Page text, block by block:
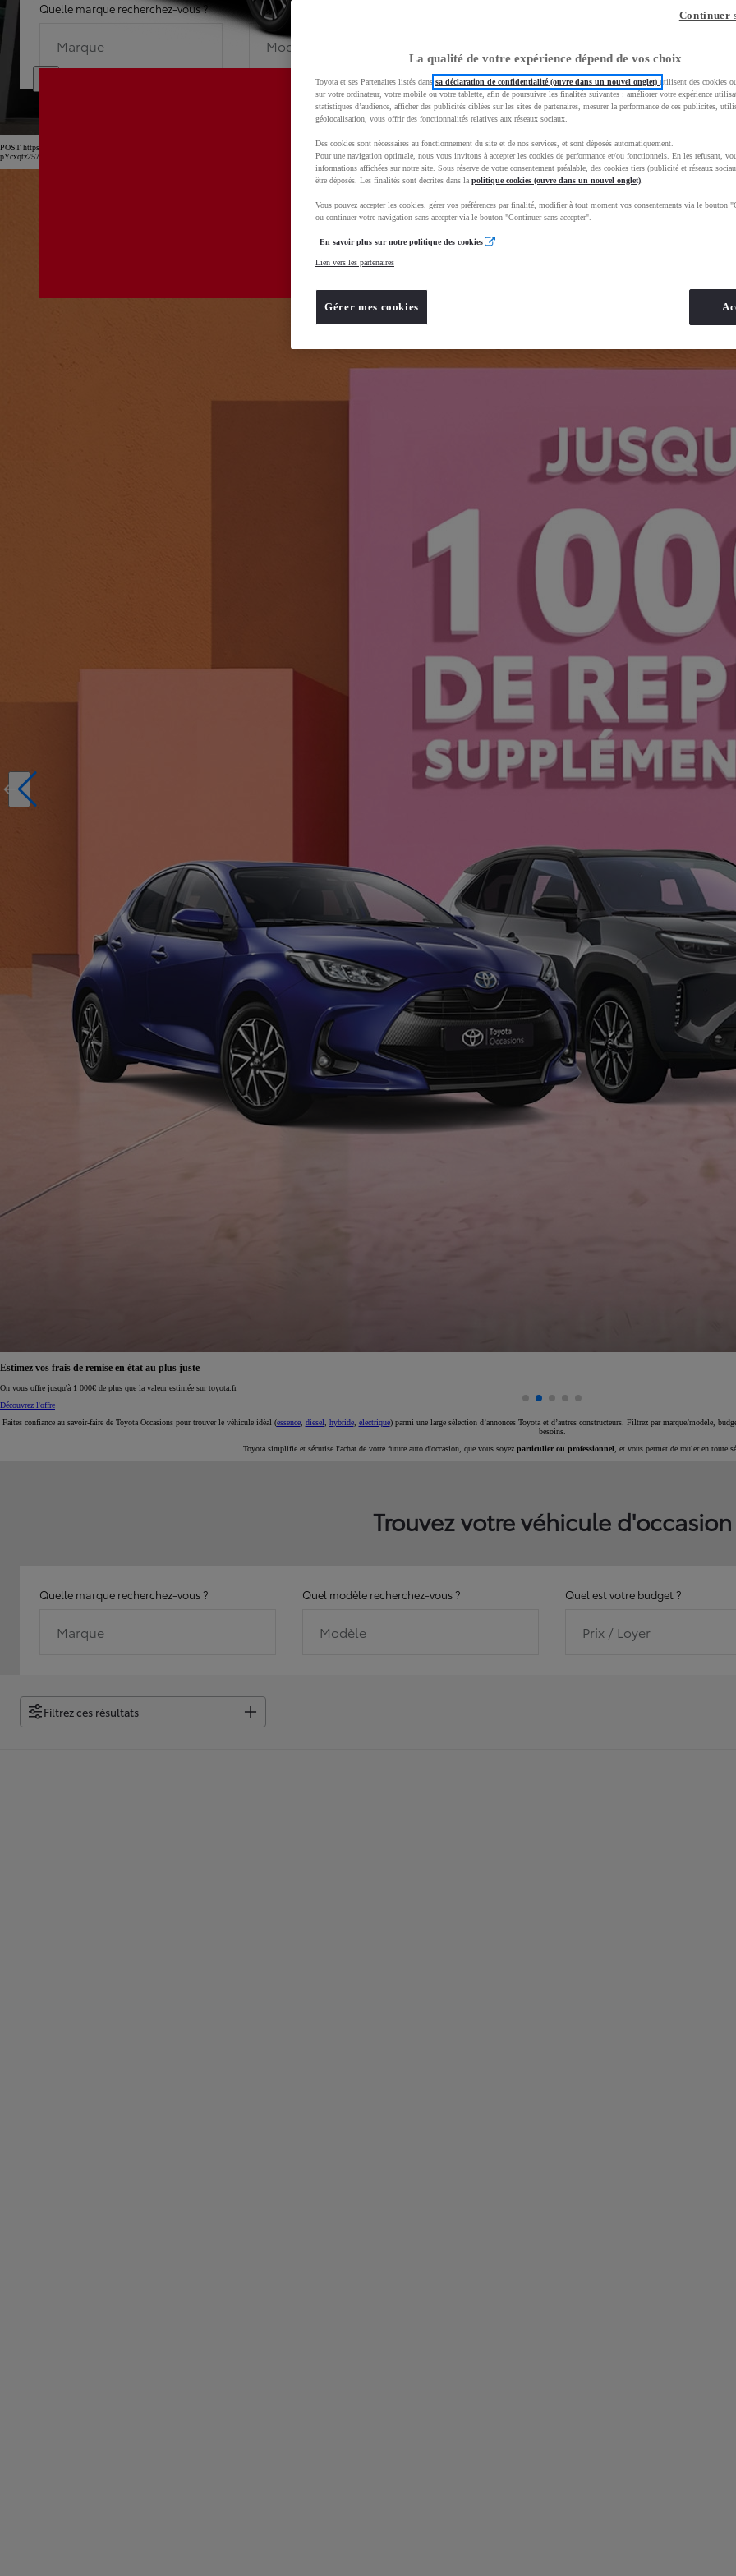
Nouvelle Yaris Cross
Disponible prochainement
Quelle marque recherchez-vous ?
Marque
Quel modèle recherchez-vous ?
Modèle
Dans quelle
POST https://usc-webcomponents.toyota-europe.com/v1/car-filter-header/fr/fr?carFilter=used&brand=toyota&uscEnv=production&useGlobalStore=true&gclid=CjwKCAjwhNbTBhB4EiwAsFSg-
pYcxqtz257uljGAm
Estimez vos frais de remise en état au plus juste
On vous offre jusqu'à 1 000€ de plus que la valeur estimée sur toyota.fr
Découvrez l'offre
Faites confiance au savoir-faire de Toyota Occasions pour trouver le véhicule idéal (essence, diesel hybride, électrique) parmi une large sélection d’annonces Toyota et d’autres constructeurs. Filtrez par marque/modèle,
besoins.
Toyota simplifie et sécurise l'achat de votre future auto d'occasion, que vous soyez particulier ou professionnel , et vous permet de rouler en toute
Trouvez votre véhicule d'occasion
Quelle marque recherchez-vous ?
Marque
Quel modèle recherchez-vous ?
Modèle
Quel est votre budget ?
Prix / Loyer
Filtrez ces résultats
La qualité de votre expérience dépend de vos choix
Toyota et ses Partenaires listés dans sa déclaration de confidentialité (ouvre dans un nouvel onglet) utilisent des cookies
sur votre ordinateur, votre mobile ou votre tablette, afin de poursuivre les finalités suivantes : améliorer votre expérience
statistiques d’audience, afficher des publicités ciblées sur les sites de partenaires, mesurer la performance de ces publicités,
géolocalisation, vous offrir des fonctionnalités relatives aux réseaux sociaux.
Des cookies sont nécessaires au fonctionnement du site et de nos services, et sont déposés automatiquement.
Pour une navigation optimale, nous vous invitons à accepter les cookies de performance et/ou fonctionnels. En les refusant,
informations affichées sur notre site. Sous réserve de votre consentement préalable, des cookies tiers (publicité et réseaux
être déposés. Les finalités sont décrites dans la politique cookies (ouvre dans un nouvel onglet)
Vous pouvez accepter les cookies, gérer vos préférences par finalité, modifier à tout moment vos consentements via le bouton
ou continuer votre navigation sans accepter via le bouton "Continuer sans accepter".
En savoir plus sur notre politique des cookies
Lien vers les partenaires
Gérer mes cookies
Continuer